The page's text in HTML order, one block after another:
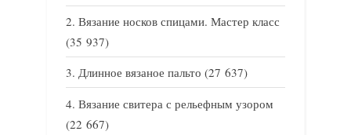
Вязание носков спицами. Мастер класс
(35 937)
Длинное вязаное пальто (27 637)
Вязание свитера с рельефным узором
(22 667)